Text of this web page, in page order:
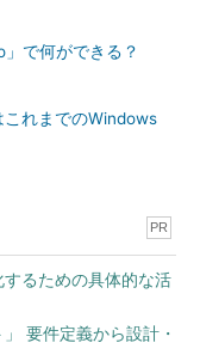
」で何ができる？
れまでのWindows
PR
るための具体的な活
要件定義から設計・